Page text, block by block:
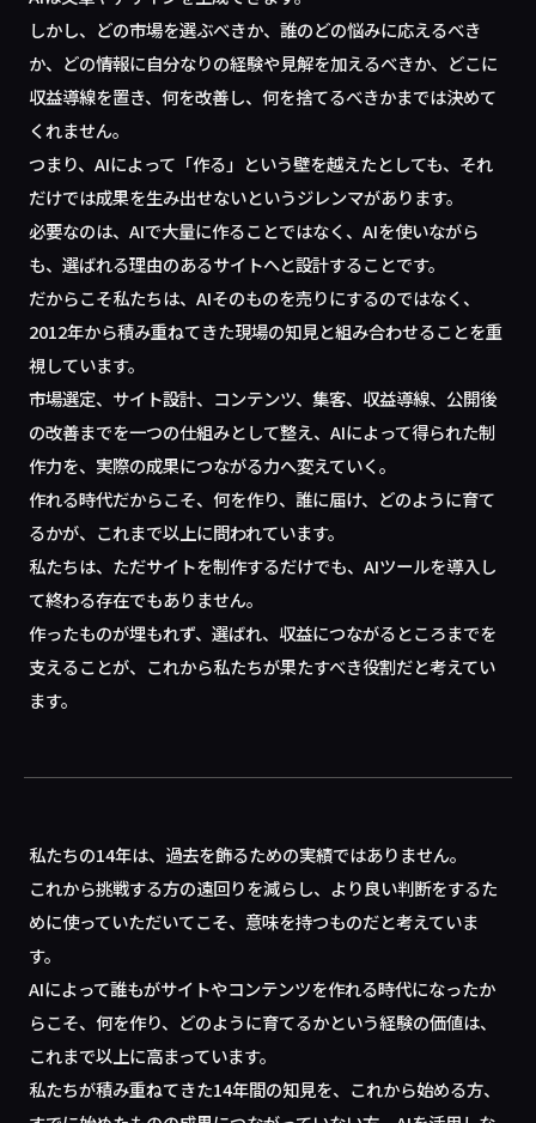
しかし、どの市場を選ぶべきか、誰のどの悩みに応えるべき
か、どの情報に自分なりの経験や見解を加えるべきか、どこに
収益導線を置き、何を改善し、何を捨てるべきかまでは決めて
くれません。
つまり、AIによって「作る」という壁を越えたとしても、それ
だけでは成果を生み出せないというジレンマがあります。
必要なのは、AIで大量に作ることではなく、AIを使いながら
も、選ばれる理由のあるサイトへと設計することです。
だからこそ私たちは、AIそのものを売りにするのではなく、
2012年から積み重ねてきた現場の知見と組み合わせることを重
視しています。
市場選定、サイト設計、コンテンツ、集客、収益導線、公開後
の改善までを一つの仕組みとして整え、AIによって得られた制
作力を、実際の成果につながる力へ変えていく。
作れる時代だからこそ、何を作り、誰に届け、どのように育て
るかが、これまで以上に問われています。
私たちは、ただサイトを制作するだけでも、AIツールを導入し
て終わる存在でもありません。
作ったものが埋もれず、選ばれ、収益につながるところまでを
支えることが、これから私たちが果たすべき役割だと考えてい
ます。
私たちの14年は、過去を飾るための実績ではありません。
これから挑戦する方の遠回りを減らし、より良い判断をするた
めに使っていただいてこそ、意味を持つものだと考えていま
す。
AIによって誰もがサイトやコンテンツを作れる時代になったか
らこそ、何を作り、どのように育てるかという経験の価値は、
これまで以上に高まっています。
私たちが積み重ねてきた14年間の知見を、これから始める方、